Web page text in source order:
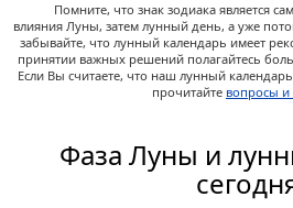
Помните, что знак зодиака является
влияния Луны, затем лунный день, а уже
забывайте, что лунный календарь имеет
принятии важных решений полагайтесь
Если Вы считаете, что наш лунный
прочитайте вопросы и
Фаза Луны и